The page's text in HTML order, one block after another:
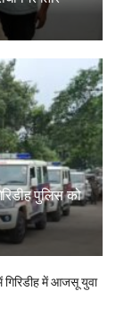
पुलिस को
में आजसू युवा